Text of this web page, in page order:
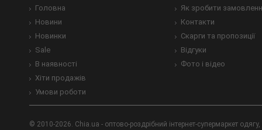
Головна
Новини
Новинки
Sale
В наявності
Хіти продажів
Умови роботи
Як зробити
Контакти
Скарги та пропозиції
Відгуки
Фото і відео
© 2010-2026. Chia.ua - оптово-роздрібний інтернет-супермаркет одягу,